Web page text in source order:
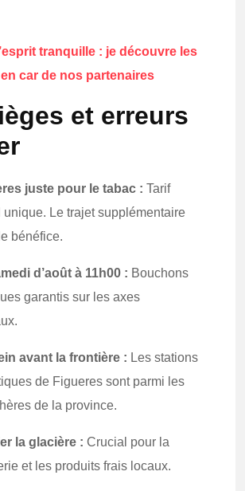
tranquille : je découvre les
car de nos partenaires
et erreurs
juste pour le tabac : Tarif
unique. Le trajet supplémentaire
bénéfice.
d’août à 11h00 : Bouchons
garantis sur les axes
avant la frontière : Les stations
de Figueres sont parmi les
de la province.
la glacière : Crucial pour la
et les produits frais locaux.